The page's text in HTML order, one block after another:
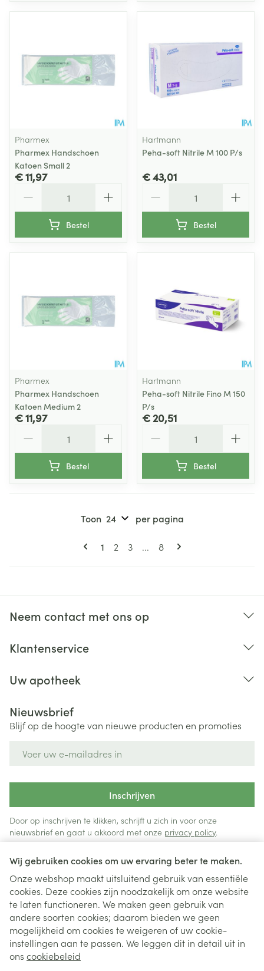
Wij gebruiken cookies om uw ervaring beter te maken.
Onze webshop maakt uitsluitend gebruik van essentiële
cookies. Deze cookies zijn noodzakelijk om onze website
te laten functioneren. We maken geen gebruik van
andere soorten cookies; daarom bieden we geen
mogelijkheid om cookies te weigeren of uw cookie-
instellingen aan te passen. We leggen dit in detail uit in
ons cookiebeleid
Pharmex
Pharmex Handschoen
Katoen Small 2
€ 11,97
Bestel
Hartmann
Peha-soft Nitrile M 100 P/s
€ 43,01
Bestel
Pharmex
Pharmex Handschoen
Katoen Medium 2
€ 11,97
Bestel
Hartmann
Peha-soft Nitrile Fino M 150
P/s
€ 20,51
Bestel
Pagina's
U lees momenteel pagina
1 Pagina
2 Pagina
3 ... Pagina
8
Toon per pagina
Neem contact met ons op
Klantenservice
Uw apotheek
Nieuwsbrief
Blijf op de hoogte van nieuwe producten en promoties
Inschrijven
Door op inschrijven te klikken, schrijft u zich in voor onze
nieuwsbrief en gaat u akkoord met onze privacy policy.
Juridische links